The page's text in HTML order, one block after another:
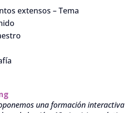
extensos – Tema
una formación interactiva